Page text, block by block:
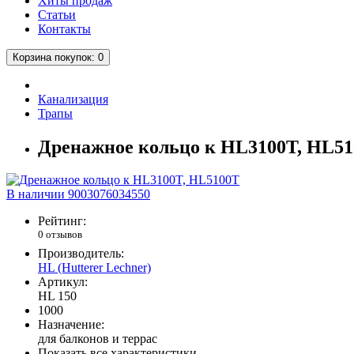
Статьи
Контакты
Корзина покупок: 0
Канализация
Трапы
Дренажное кольцо к HL3100T,
В наличии 9003076034550
Рейтинг:
0 отзывов
Производитель:
HL (Hutterer Lechner)
Артикул:
HL 150
1000
Назначение:
для балконов и террас